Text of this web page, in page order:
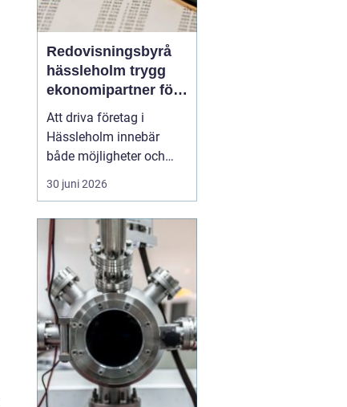
Redovisningsbyrå
hässleholm trygg
ekonomipartner för
växande företag
Att driva företag i
Hässleholm innebär
både möjligheter och
ansvar. Särskilt
ekonomin kräver
dag: verifikationer ska
bokföras, löner betalas
ut, skatter räknas ut och
rapporter lämnas in i tid.
Många företagare
märker förr eller s...
30 juni 2026